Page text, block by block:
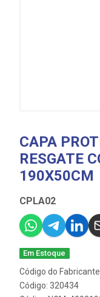
CAPA
RESGATE
190X50CM
CPLA02
Em Estoque
Código do
Código: 320434